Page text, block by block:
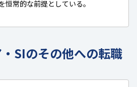
恒常的な前提としている。
SIのその他への転職